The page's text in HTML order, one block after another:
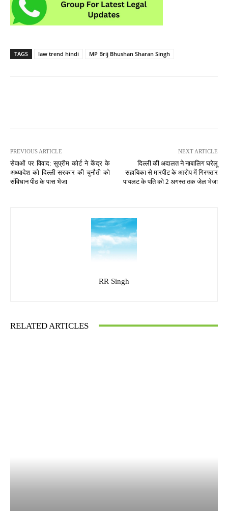
TAGS law trend hindi MP Brij Bhushan Sharan Singh
PREVIOUS ARTICLE
सेवाओं पर विवाद: सुप्रीम कोर्ट ने केंद्र के
अध्यादेश को दिल्ली सरकार की चुनौती को
संविधान पीठ के पास भेजा
NEXT ARTICLE
दिल्ली की अदालत ने नाबालिग घरेलू
सहायिका से मारपीट के आरोप में गिरफ्तार
पायलट के पति को 2 अगस्त तक जेल भेजा
RR Singh
RELATED ARTICLES